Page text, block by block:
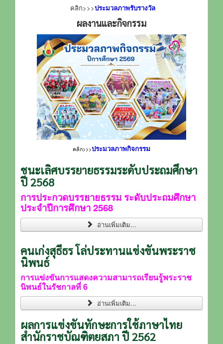
คลิก>>>ประมวลภาพรับรางวัล
ผลงานและกิจกรรม
คลิก>>>ประมวลภาพกิจกรรม
ชนะเลิศบรรยายธรรมระดับประถมศึกษา
ปี 2568
การประกวดบรรยายธรรม ระดับประถมศึกษา
ประจำปีการศึกษา 2568
อ่านเพิ่มเติม...
คนเก่งสุธีธร โล่ประทานแข่งขันพระราช
นิพนธ์
การแข่งขันการแสดงความสามารถเรียนรู้พระราช
นิพนธ์ในรัชกาลที่ 6
อ่านเพิ่มเติม...
ผลการแข่งขันทักษะการใช้ภาษาไทย
สำนักราชบัณฑิตยสภา ปี 2562